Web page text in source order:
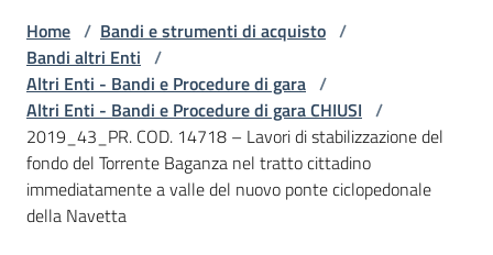
telematici
L'Agenzia
Bandi
Home / Bandi e strumenti di acquisto /
Bandi altri Enti /
Altri Enti - Bandi e Procedure di gara /
Altri Enti - Bandi e Procedure di gara CHIUSI /
2019_43_PR. COD. 14718 – Lavori di stabilizzazione del
fondo del Torrente Baganza nel tratto cittadino
immediatamente a valle del nuovo ponte ciclopedonale
della Navetta